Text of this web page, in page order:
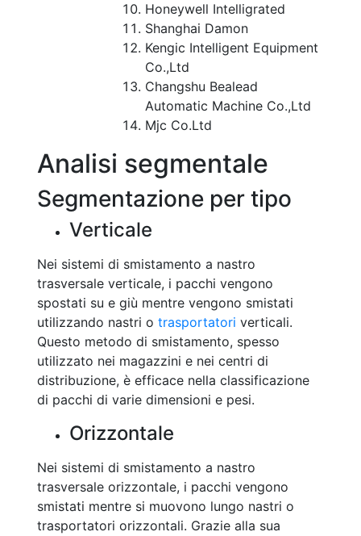
Honeywell Intelligrated
Shanghai Damon
Kengic Intelligent Equipment
Co.,Ltd
Changshu Bealead
Automatic Machine Co.,Ltd
Mjc Co.Ltd
Analisi segmentale
Segmentazione per tipo
Verticale
Nei sistemi di smistamento a nastro
trasversale verticale, i pacchi vengono
spostati su e giù mentre vengono smistati
utilizzando nastri o trasportatori verticali.
Questo metodo di smistamento, spesso
utilizzato nei magazzini e nei centri di
distribuzione, è efficace nella classificazione
di pacchi di varie dimensioni e pesi.
Orizzontale
Nei sistemi di smistamento a nastro
trasversale orizzontale, i pacchi vengono
smistati mentre si muovono lungo nastri o
trasportatori orizzontali. Grazie alla sua